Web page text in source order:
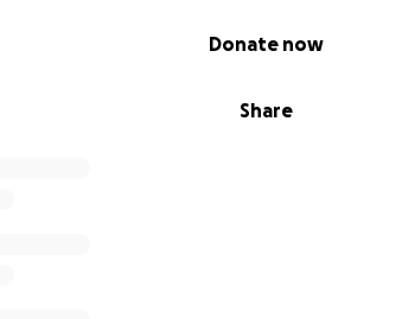
Share
Donate now